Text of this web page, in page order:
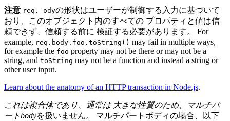
注意 req. odyの形状はユーザーが制御する入力に基づいて
おり、このオブジェクト内のすべての プロパティと値は信
頼できず、信頼する前に 検証する必要があります。 For
example, req.body.foo.toString() may fail in multiple ways,
for example the foo property may not be there or may not be a
string, and toString may not be a function and instead a string or
other user input.
Learn about the anatomy of an HTTP transaction in Node.js.
これは複合体であり、通常は 大きな性質のため、マルチパ
ートbodyを扱いません。 マルチパートボディの場合、以下